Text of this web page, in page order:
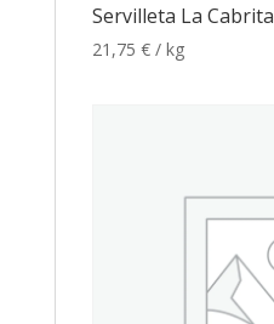
Servilleta La Cabrita
21,75 € / kg